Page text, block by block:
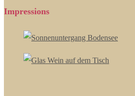
Impressions